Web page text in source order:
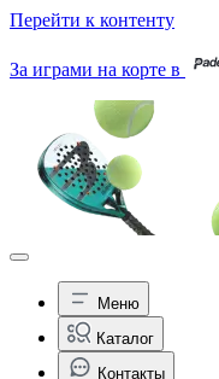
Перейти к контенту
За играми на корте в
Меню
Каталог
Контакты